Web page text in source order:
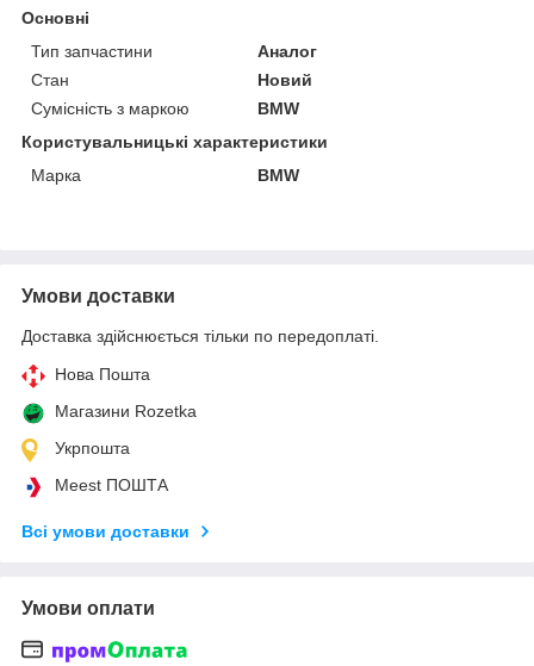
Основні
Тип запчастини
Аналог
Стан
Новий
Сумісність з маркою
BMW
Користувальницькі характеристики
Марка
BMW
Умови доставки
Доставка здійснюється тільки по передоплаті.
Нова Пошта
Магазини Rozetka
Укрпошта
Meest ПОШТА
Всі умови доставки
Умови оплати